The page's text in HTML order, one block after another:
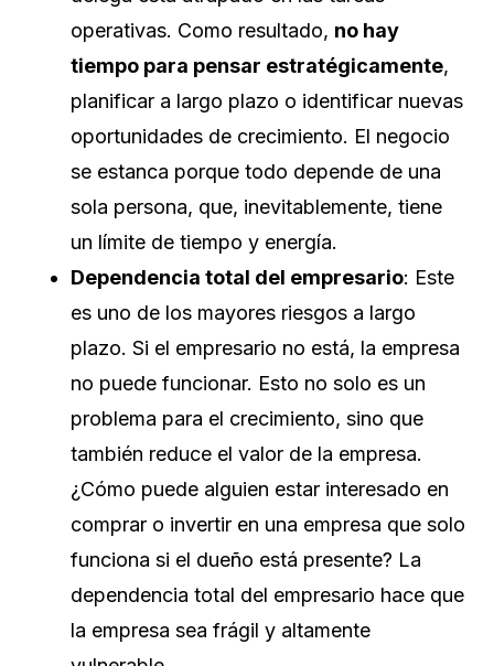
operativas. Como resultado, no hay
tiempo para pensar estratégicamente,
planificar a largo plazo o identificar nuevas
oportunidades de crecimiento. El negocio
se estanca porque todo depende de una
sola persona, que, inevitablemente, tiene
un límite de tiempo y energía.
Dependencia total del empresario: Este
es uno de los mayores riesgos a largo
plazo. Si el empresario no está, la empresa
no puede funcionar. Esto no solo es un
problema para el crecimiento, sino que
también reduce el valor de la empresa.
¿Cómo puede alguien estar interesado en
comprar o invertir en una empresa que solo
funciona si el dueño está presente? La
dependencia total del empresario hace que
la empresa sea frágil y altamente